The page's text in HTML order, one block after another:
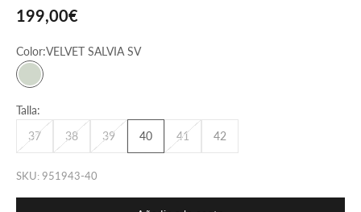
Precio de oferta
199,00€
Color:VELVET SALVIA SV
VELVET SALVIA SV
Talla:
37
38 39 40 41 42
SKU: 951943-40